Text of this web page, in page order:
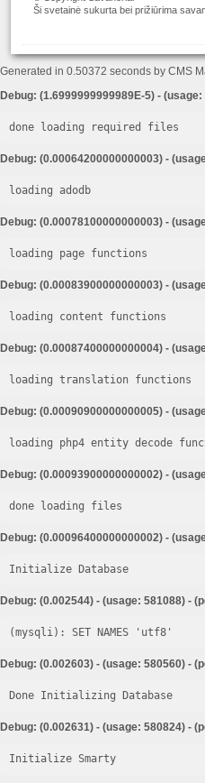
Ši svetainė sukurta bei prižiūrima
Generated in 0.50372 seconds by CMS
Debug: (1.6999999999989E-5) -
done loading required files
Debug: (0.00064200000000003) -
loading adodb
Debug: (0.00078100000000003) -
loading page functions
Debug: (0.00083900000000003) -
loading content functions
Debug: (0.00087400000000004) -
loading translation functions
Debug: (0.00090900000000005) -
loading php4 entity decode
Debug: (0.00093900000000002) -
done loading files
Debug: (0.00096400000000002) -
Initialize Database
Debug: (0.002544) - (usage: 581088) -
Debug: (0.002603) - (usage: 580560) -
Done Initializing Database
Debug: (0.002631) - (usage: 580824) -
Initialize Smarty